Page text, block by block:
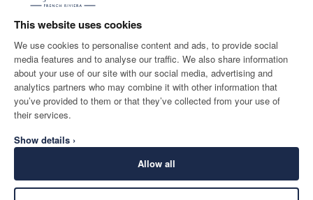
This website uses cookies
We use cookies to personalise content and ads, to provide social
media features and to analyse our traffic. We also share information
about your use of our site with our social media, advertising and
analytics partners who may combine it with other information that
you’ve provided to them or that they’ve collected from your use of
their services.
Show details ›
Allow all
ADRESSE POSTALE
France
LANGUE
Français
CONTACTEZ-NOUS